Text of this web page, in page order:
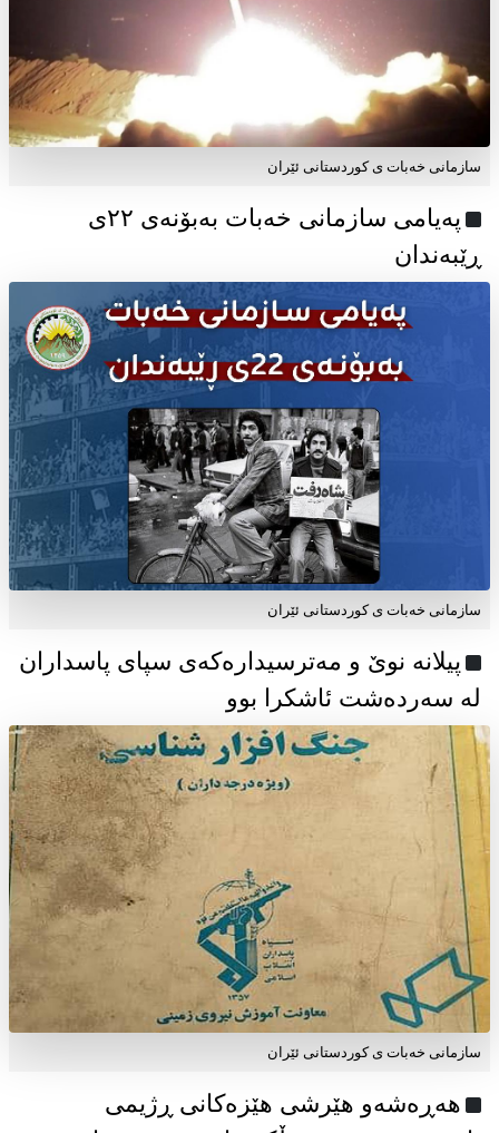
سازمانی خەبات ی کوردستانی ئێران
پەیامی سازمانی خەبات بەبۆنەی ۲۲ی
ڕێبەندان
سازمانی خەبات ی كوردستانی ئێران
پیلانە نوێ و مەترسیدارەکەی سپای پاسداران
لە سەردەشت ئاشکرا بوو
سازمانی خەبات ی كوردستانی ئێران
هەڕەشەو هێرشی هێزەکانی ڕژیمی